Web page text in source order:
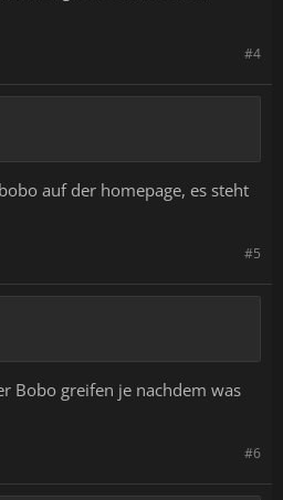
#4
auf der homepage, es steht
#5
Bobo greifen je nachdem was
#6